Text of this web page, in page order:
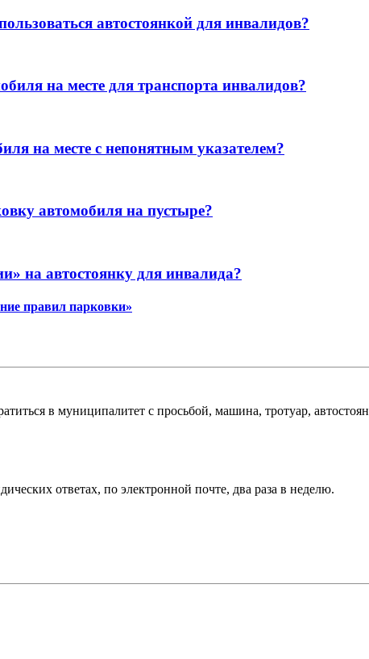
автостоянкой для инвалидов?
на месте для транспорта инвалидов?
на месте с непонятным указателем?
автомобиля на пустыре?
на автостоянку для инвалида?
правил парковки»
в муниципалитет с просьбой, машина, тротуар,
ответах, по электронной почте, два раза в неделю.